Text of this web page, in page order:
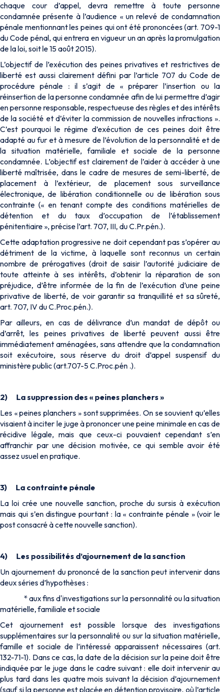
chaque cour d’appel, devra remettre à toute personne
condamnée présente à l’audience « un relevé de condamnation
pénale mentionnant les peines qui ont été prononcées (art. 709-1
du Code pénal, qui entrera en vigueur un an après la promulgation
de la loi, soit le 15 août 2015).
L’objectif de l’exécution des peines privatives et restrictives de
liberté est aussi clairement défini par l’article 707 du Code de
procédure pénale : il s’agit de « préparer l’insertion ou la
réinsertion de la personne condamnée afin de lui permettre d’agir
en personne responsable, respectueuse des règles et des intérêts
de la société et d’éviter la commission de nouvelles infractions ».
C’est pourquoi le régime d’exécution de ces peines doit être
adapté au fur et à mesure de l’évolution de la personnalité et de
la situation matérielle, familiale et sociale de la personne
condamnée. L’objectif est clairement de l’aider à accéder à une
liberté maîtrisée, dans le cadre de mesures de semi-liberté, de
placement à l’extérieur, de placement sous surveillance
électronique, de libération conditionnelle ou de libération sous
contrainte (« en tenant compte des conditions matérielles de
détention et du taux d’occupation de l’établissement
pénitentiaire », précise l’art. 707, III, du C.Pr.pén.).
Cette adaptation progressive ne doit cependant pas s’opérer au
détriment de la victime, à laquelle sont reconnus un certain
nombre de prérogatives (droit de saisir l’autorité judiciaire de
toute atteinte à ses intérêts, d’obtenir la réparation de son
préjudice, d’être informée de la fin de l’exécution d’une peine
privative de liberté, de voir garantir sa tranquillité et sa sûreté,
art. 707, IV du C.Proc.pén.).
Par ailleurs, en cas de délivrance d’un mandat de dépôt ou
d’arrêt, les peines privatives de liberté peuvent aussi être
immédiatement aménagées, sans attendre que la condamnation
soit exécutoire, sous réserve du droit d’appel suspensif du
ministère public (art.707-5 C.Proc.pén .).
2) La suppression des « peines planchers »
Les « peines planchers » sont supprimées. On se souvient qu’elles
visaient à inciter le juge à prononcer une peine minimale en cas de
récidive légale, mais que ceux-ci pouvaient cependant s’en
affranchir par une décision motivée, ce qui semble avoir été
assez usuel en pratique.
3) La contrainte pénale
La loi crée une nouvelle sanction, proche du sursis à exécution
mais qui s’en distingue pourtant : la « contrainte pénale » (voir le
post consacré à cette nouvelle sanction).
4) Les possibilités d’ajournement de la sanction
Un ajournement du prononcé de la sanction peut intervenir dans
deux séries d’hypothèses :
* aux fins d'investigations sur la personnalité ou la situation
matérielle, familiale et sociale
Cet ajournement est possible lorsque des investigations
supplémentaires sur la personnalité ou sur la situation matérielle,
famille et sociale de l’intéressé apparaissent nécessaires (art.
132-71-1). Dans ce cas, la date de la décision sur la peine doit être
indiquée par le juge dans le cadre suivant : elle doit intervenir au
plus tard dans les quatre mois suivant la décision d’ajournement
(sauf si la personne est placée en détention provisoire, où l’article